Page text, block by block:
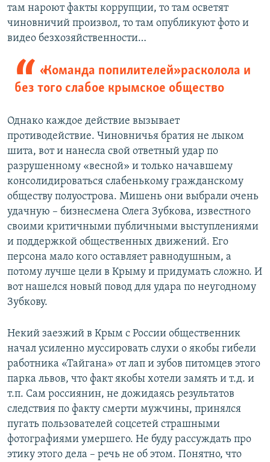
там нароют факты коррупции, то там осветят
чиновничий произвол, то там опубликуют фото и
видео безхозяйственности…
«Команда попилителей» расколола и
без того слабое крымское общество
Однако каждое действие вызывает
противодействие. Чиновничья братия не лыком
шита, вот и нанесла свой ответный удар по
разрушенному «весной» и только начавшему
консолидироваться слабенькому гражданскому
обществу полуострова. Мишень они выбрали очень
удачную – бизнесмена Олега Зубкова, известного
своими критичными публичными выступлениями
и поддержкой общественных движений. Его
персона мало кого оставляет равнодушным, а
потому лучше цели в Крыму и придумать сложно. И
вот нашелся новый повод для удара по неугодному
Зубкову.
Некий заезжий в Крым с России общественник
начал усиленно муссировать слухи о якобы гибели
работника «Тайгана» от лап и зубов питомцев этого
парка львов, что факт якобы хотели замять и т.д. и
т.п. Сам россиянин, не дожидаясь результатов
следствия по факту смерти мужчины, принялся
пугать пользователей соцсетей страшными
фотографиями умершего. Не буду рассуждать про
этику этого дела – речь не об этом. Понятно, что